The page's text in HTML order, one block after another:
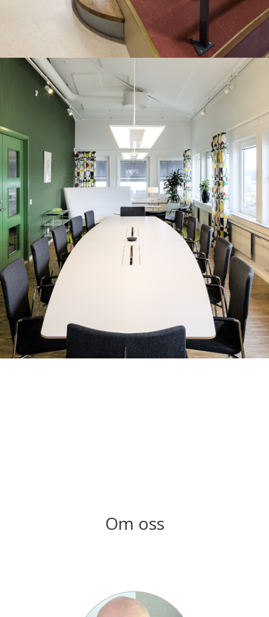
REIJLERS NYA VÄXJÖKONTOR FÖR 50
ANSTÄLLDA FICK EN GENOMGRIPANDE
RESTAURERING AV BYGGNAD OCH
INTERIÖR DESIGN I ALLA DELAR.
Om oss